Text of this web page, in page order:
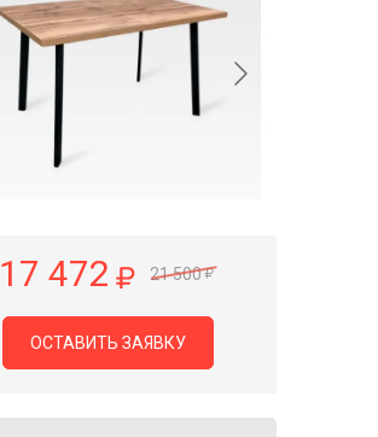
17 472 21 500
ОСТАВИТЬ ЗАЯВКУ